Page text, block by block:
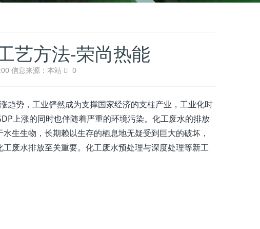
艺方法-荣尚热能
信息来源：本站 0
势，工业俨然成为支撑国家经济的支柱产业，工业化时
上涨的同时也伴随着严重的环境污染。化工废水的排放
生生物，长期赖以生存的栖息地无疑受到巨大的破坏，
废水排放至关重要。化工废水预处理与深度处理等新工